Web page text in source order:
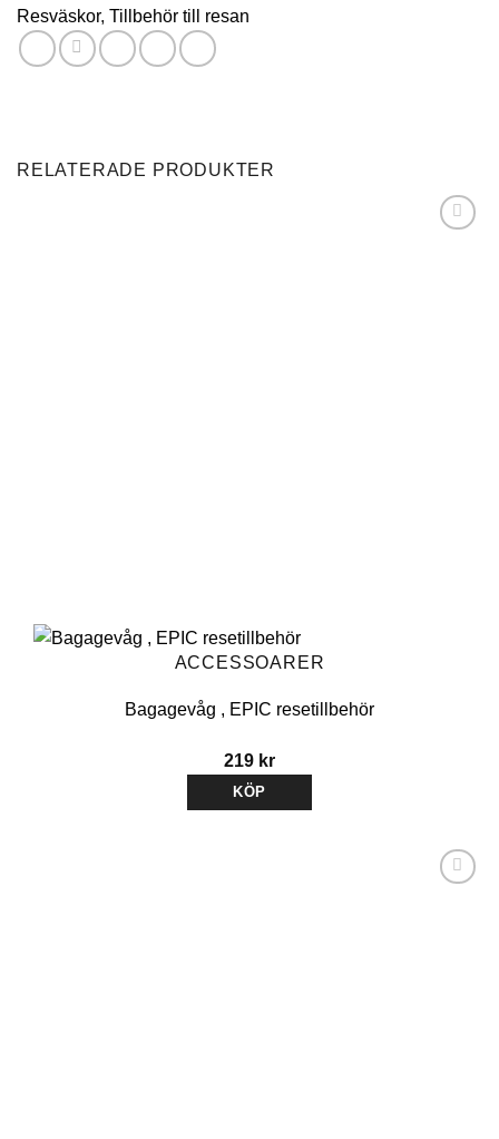
Resväskor, Tillbehör till resan
RELATERADE PRODUKTER
ACCESSOARER
Bagagevåg , EPIC resetillbehör
219 kr
KÖP